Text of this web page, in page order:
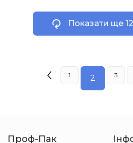
Показати ще 12
1 2 3
Проф-Пак